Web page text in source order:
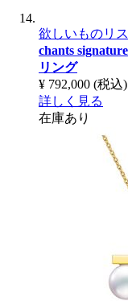
欲しいものリ
chants
リング
¥ 792,000 (税込)
詳しく見る
在庫あり